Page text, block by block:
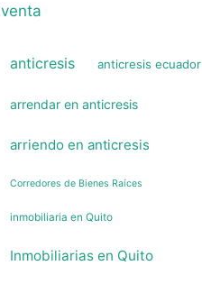
venta
anticresis anticresis ecuador
arrendar en anticresis
arriendo en anticresis
Corredores de Bienes Raíces
inmobiliaria en Quito
Inmobiliarias en Quito